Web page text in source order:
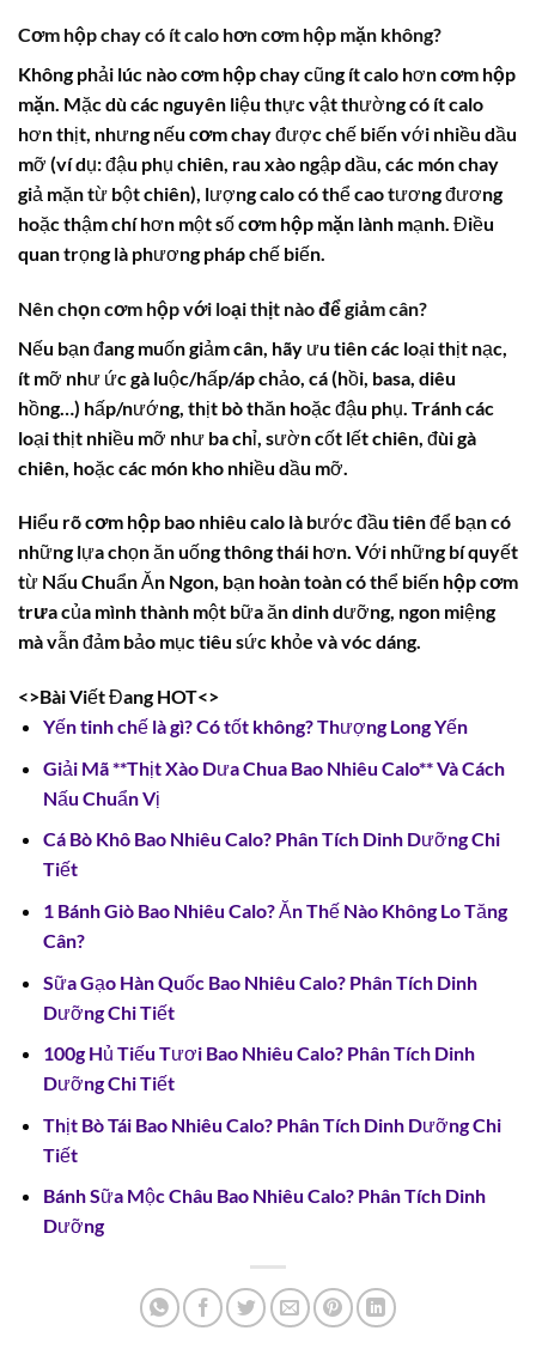
Cơm hộp chay có ít calo hơn cơm hộp mặn không?
Không phải lúc nàocơm hộp chaycũng ít calo hơncơm hộp
mặn. Mặc dù các nguyên liệu thực vật thường có ít calo
hơn thịt, nhưng nếu cơm chayđược chế biến với nhiều dầu
mỡ (ví dụ: đậu phụ chiên, rau xào ngập dầu, các món chay
giả mặn từ bột chiên), lượng calo có thể cao tương đương
hoặc thậm chí hơn một sốcơm hộp mặn lành mạnh. Điều
quan trọng là phương pháp chế biến.
Nên chọn cơm hộp với loại thịt nào để giảm cân?
Nếu bạn đang muốn giảm cân, hãy ưu tiên các loại thịt nạc,
ít mỡ như ức gà luộc/hấp/áp chảo, cá (hồi, basa, diêu
hồng…) hấp/nướng, thịt bò thăn hoặc đậu phụ. Tránh các
loại thịt nhiều mỡ như ba chỉ, sườn cốt lết chiên, đùi gà
chiên, hoặc các món kho nhiều dầu mỡ.
Hiểu rõcơm hộp bao nhiêu calo là bước đầu tiên để bạn có
những lựa chọn ăn uống thông thái hơn. Với những bí quyết
từ Nấu Chuẩn Ăn Ngon, bạn hoàn toàn có thể biến hộp cơm
trưacủa mình thành một bữa ăn dinh dưỡng, ngon miệng
mà vẫn đảm bảo mục tiêu sức khỏe và vóc dáng.
<>Bài Viết Đang HOT<>
Yến tinh chế là gì? Có tốt không? Thượng Long Yến
Giải Mã **Thịt Xào Dưa Chua Bao Nhiêu Calo** Và Cách
Nấu Chuẩn Vị
Cá Bò Khô Bao Nhiêu Calo? Phân Tích Dinh Dưỡng Chi
Tiết
1 Bánh Giò Bao Nhiêu Calo? Ăn Thế Nào Không Lo Tăng
Cân?
Sữa Gạo Hàn Quốc Bao Nhiêu Calo? Phân Tích Dinh
Dưỡng Chi Tiết
100g Hủ Tiếu Tươi Bao Nhiêu Calo? Phân Tích Dinh
Dưỡng Chi Tiết
Thịt Bò Tái Bao Nhiêu Calo? Phân Tích Dinh Dưỡng Chi
Tiết
Bánh Sữa Mộc Châu Bao Nhiêu Calo? Phân Tích Dinh
Dưỡng